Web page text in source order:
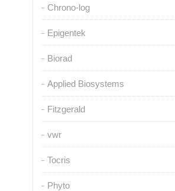
Chrono-log
Epigentek
Biorad
Applied Biosystems
Fitzgerald
vwr
Tocris
Phyto